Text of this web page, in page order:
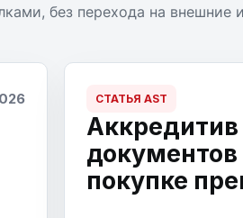
без перехода на внешние
СТАТЬЯ AST
Аккредитив
документов
покупке